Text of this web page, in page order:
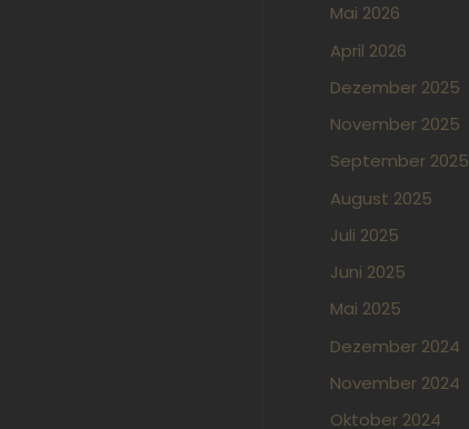
Mai 2026
April 2026
Dezember 2025
November 2025
September 2025
August 2025
Juli 2025
Juni 2025
Mai 2025
Dezember 2024
November 2024
Oktober 2024